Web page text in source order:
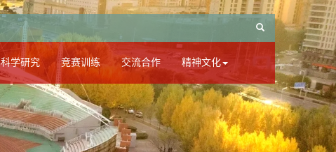
科学研究 竞赛训练 交流合作 精神文化